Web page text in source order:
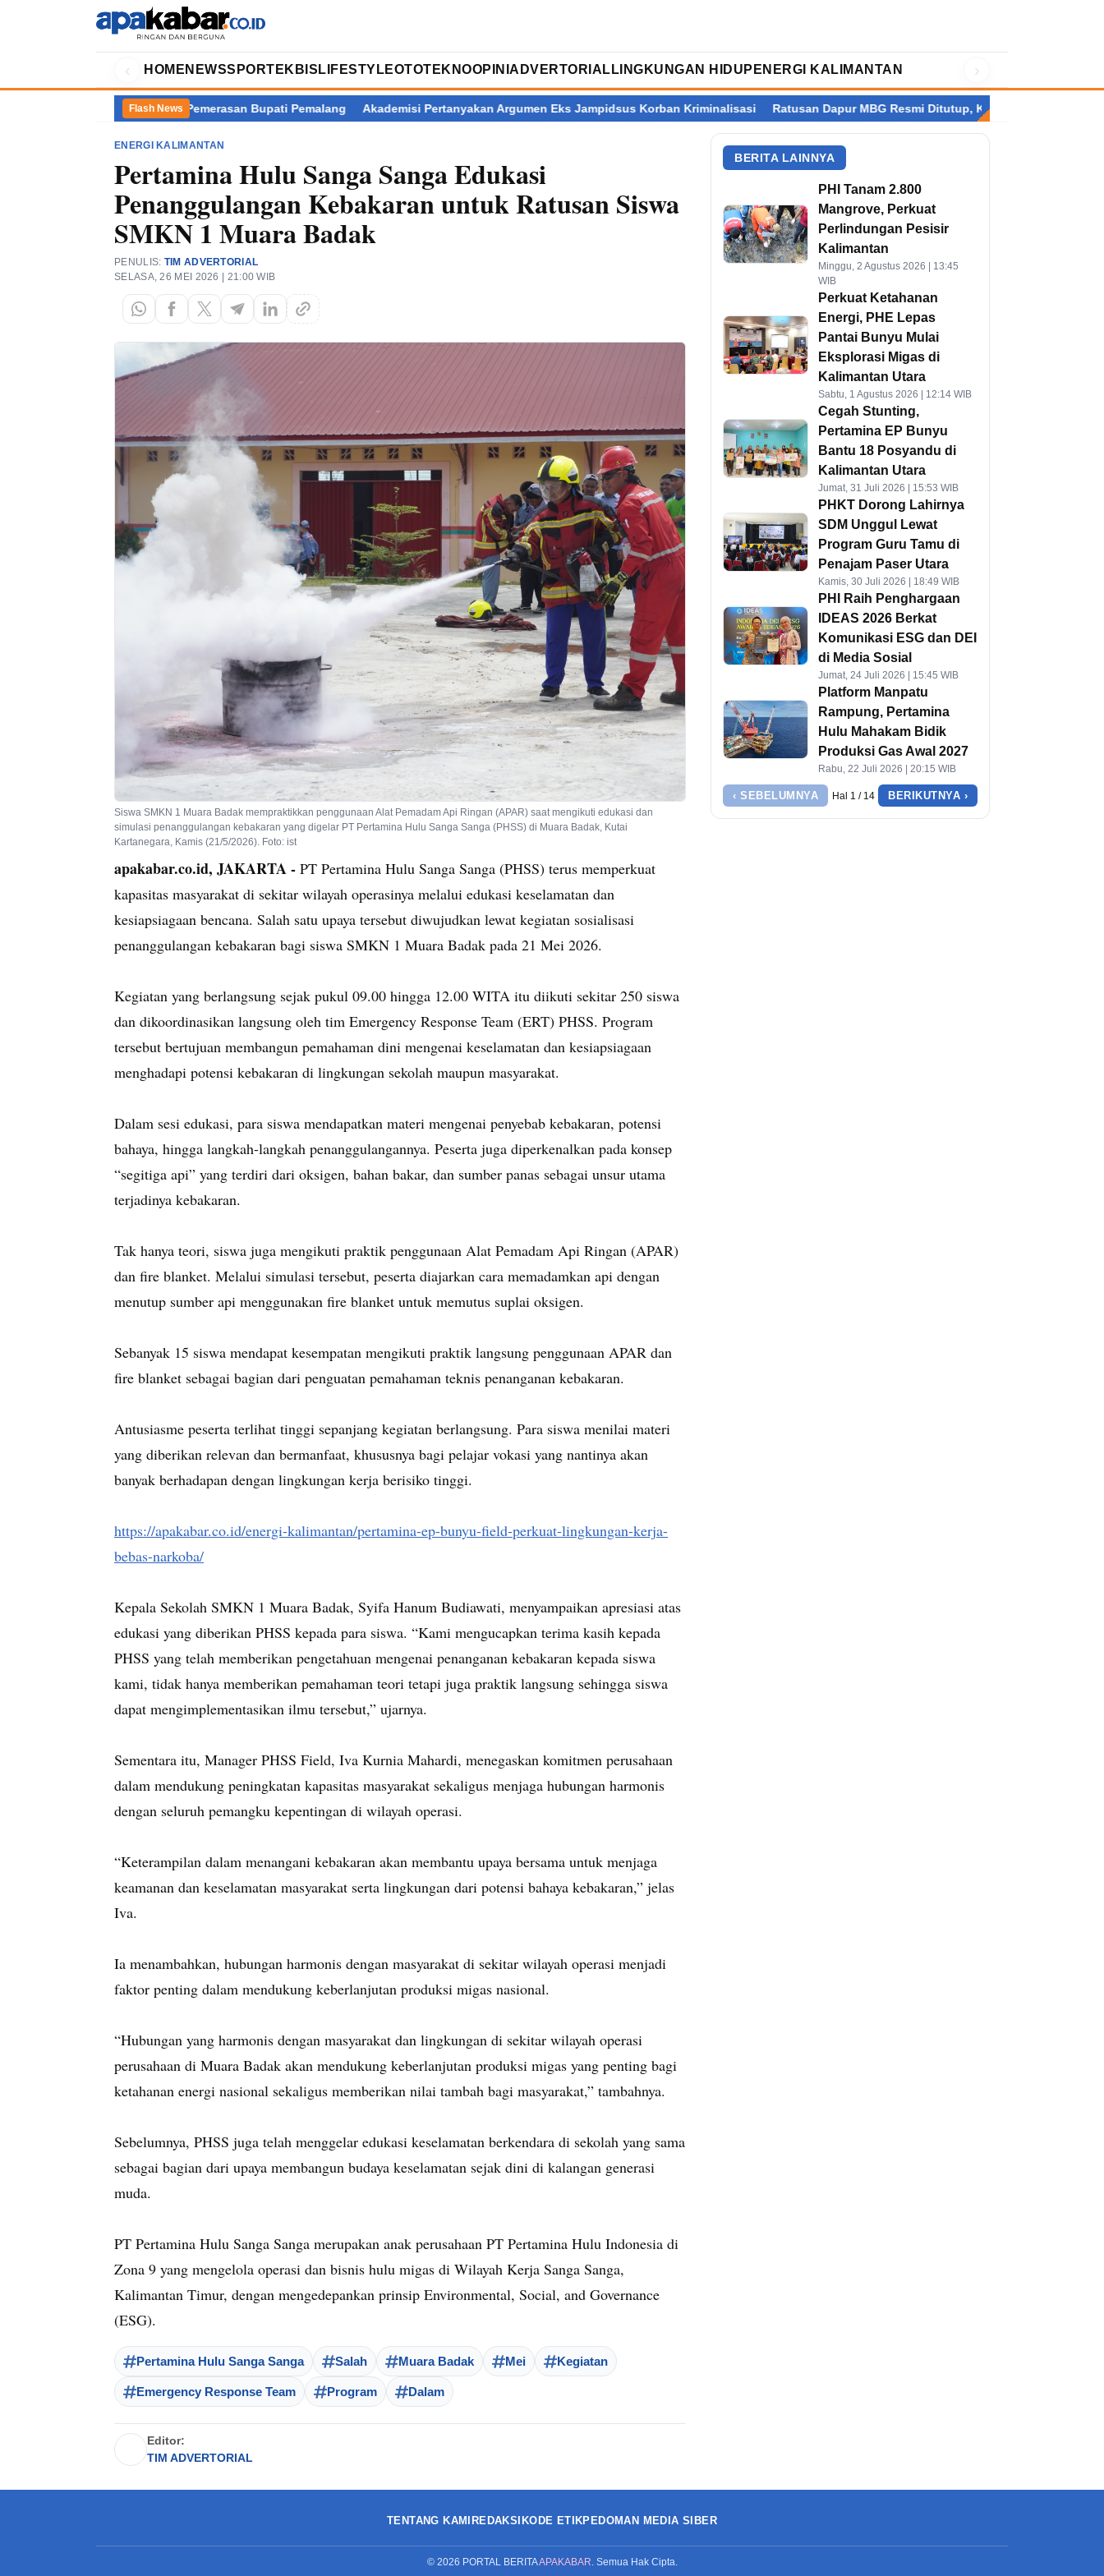
‹ HOME NEWSSPORT EKBIS LIFESTYLEOTOTEKNOOPINI ADVERTORIAL LINGKUNGAN HIDUP ENERGI KALIMANTAN ›
Flash News
Kasus Dugaan Pemerasan Bupati Pemalang Akademisi Pertanyakan Argumen Eks Jampidsus Korban Kriminalisasi Ratusan Dapur MBG Resmi Ditutup, Kalimantan Terbanyak
ENERGI KALIMANTAN
Pertamina Hulu Sanga Sanga Edukasi
Penanggulangan Kebakaran untuk Ratusan Siswa
SMKN 1 Muara Badak
PENULIS: TIM ADVERTORIAL
SELASA, 26 MEI 2026 | 21:00 WIB
Siswa SMKN 1 Muara Badak mempraktikkan penggunaan Alat Pemadam Api Ringan (APAR) saat mengikuti edukasi dan
simulasi penanggulangan kebakaran yang digelar PT Pertamina Hulu Sanga Sanga (PHSS) di Muara Badak, Kutai
Kartanegara, Kamis (21/5/2026). Foto: ist
apakabar.co.id, JAKARTA - PT Pertamina Hulu Sanga Sanga (PHSS) terus memperkuat
kapasitas masyarakat di sekitar wilayah operasinya melalui edukasi keselamatan dan
kesiapsiagaan bencana. Salah satu upaya tersebut diwujudkan lewat kegiatan sosialisasi
penanggulangan kebakaran bagi siswa SMKN 1 Muara Badak pada 21 Mei 2026.
Kegiatan yang berlangsung sejak pukul 09.00 hingga 12.00 WITA itu diikuti sekitar 250 siswa
dan dikoordinasikan langsung oleh tim Emergency Response Team (ERT) PHSS. Program
tersebut bertujuan membangun pemahaman dini mengenai keselamatan dan kesiapsiagaan
menghadapi potensi kebakaran di lingkungan sekolah maupun masyarakat.
Dalam sesi edukasi, para siswa mendapatkan materi mengenai penyebab kebakaran, potensi
bahaya, hingga langkah-langkah penanggulangannya. Peserta juga diperkenalkan pada konsep
“segitiga api” yang terdiri dari oksigen, bahan bakar, dan sumber panas sebagai unsur utama
terjadinya kebakaran.
Tak hanya teori, siswa juga mengikuti praktik penggunaan Alat Pemadam Api Ringan (APAR)
dan fire blanket. Melalui simulasi tersebut, peserta diajarkan cara memadamkan api dengan
menutup sumber api menggunakan fire blanket untuk memutus suplai oksigen.
Sebanyak 15 siswa mendapat kesempatan mengikuti praktik langsung penggunaan APAR dan
fire blanket sebagai bagian dari penguatan pemahaman teknis penanganan kebakaran.
Antusiasme peserta terlihat tinggi sepanjang kegiatan berlangsung. Para siswa menilai materi
yang diberikan relevan dan bermanfaat, khususnya bagi pelajar vokasi yang nantinya akan
banyak berhadapan dengan lingkungan kerja berisiko tinggi.
https://apakabar.co.id/energi-kalimantan/pertamina-ep-bunyu-field-perkuat-lingkungan-kerja-
bebas-narkoba/
Kepala Sekolah SMKN 1 Muara Badak, Syifa Hanum Budiawati, menyampaikan apresiasi atas
edukasi yang diberikan PHSS kepada para siswa. “Kami mengucapkan terima kasih kepada
PHSS yang telah memberikan pengetahuan mengenai penanganan kebakaran kepada siswa
kami, tidak hanya memberikan pemahaman teori tetapi juga praktik langsung sehingga siswa
dapat mengimplementasikan ilmu tersebut,” ujarnya.
Sementara itu, Manager PHSS Field, Iva Kurnia Mahardi, menegaskan komitmen perusahaan
dalam mendukung peningkatan kapasitas masyarakat sekaligus menjaga hubungan harmonis
dengan seluruh pemangku kepentingan di wilayah operasi.
“Keterampilan dalam menangani kebakaran akan membantu upaya bersama untuk menjaga
keamanan dan keselamatan masyarakat serta lingkungan dari potensi bahaya kebakaran,” jelas
Iva.
Ia menambahkan, hubungan harmonis dengan masyarakat di sekitar wilayah operasi menjadi
faktor penting dalam mendukung keberlanjutan produksi migas nasional.
“Hubungan yang harmonis dengan masyarakat dan lingkungan di sekitar wilayah operasi
perusahaan di Muara Badak akan mendukung keberlanjutan produksi migas yang penting bagi
ketahanan energi nasional sekaligus memberikan nilai tambah bagi masyarakat,” tambahnya.
Sebelumnya, PHSS juga telah menggelar edukasi keselamatan berkendara di sekolah yang sama
sebagai bagian dari upaya membangun budaya keselamatan sejak dini di kalangan generasi
muda.
PT Pertamina Hulu Sanga Sanga merupakan anak perusahaan PT Pertamina Hulu Indonesia di
Zona 9 yang mengelola operasi dan bisnis hulu migas di Wilayah Kerja Sanga Sanga,
Kalimantan Timur, dengan mengedepankan prinsip Environmental, Social, and Governance
(ESG).
Pertamina Hulu Sanga Sanga Salah Muara Badak Mei Kegiatan
Emergency Response Team Program Dalam
Editor:
TIM ADVERTORIAL
BERITA LAINNYA
PHI Tanam 2.800
Mangrove, Perkuat
Perlindungan Pesisir
Kalimantan
Minggu, 2 Agustus 2026 | 13:45
WIB
Perkuat Ketahanan
Energi, PHE Lepas
Pantai Bunyu Mulai
Eksplorasi Migas di
Kalimantan Utara
Sabtu, 1 Agustus 2026 | 12:14 WIB
Cegah Stunting,
Pertamina EP Bunyu
Bantu 18 Posyandu di
Kalimantan Utara
Jumat, 31 Juli 2026 | 15:53 WIB
PHKT Dorong Lahirnya
SDM Unggul Lewat
Program Guru Tamu di
Penajam Paser Utara
Kamis, 30 Juli 2026 | 18:49 WIB
PHI Raih Penghargaan
IDEAS 2026 Berkat
Komunikasi ESG dan DEI
di Media Sosial
Jumat, 24 Juli 2026 | 15:45 WIB
Platform Manpatu
Rampung, Pertamina
Hulu Mahakam Bidik
Produksi Gas Awal 2027
Rabu, 22 Juli 2026 | 20:15 WIB
‹ SEBELUMNYA Hal 1 / 14 BERIKUTNYA ›
TENTANG KAMI REDAKSI KODE ETIKPEDOMAN MEDIA SIBER
© 2026 PORTAL BERITAAPAKABAR. Semua Hak Cipta.